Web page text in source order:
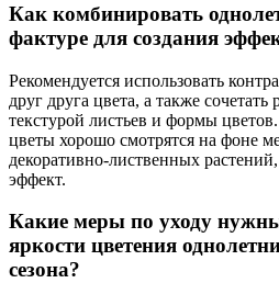
Как комбинировать
фактуре для создания
Рекомендуется использовать
друг друга цвета, а также сочетать
текстурой листьев и формы
цветы хорошо смотрятся на фоне
декоративно-лиственных
эффект.
Какие меры по уходу
яркости цветения
сезона?